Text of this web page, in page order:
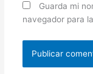
Guarda mi
navegador para